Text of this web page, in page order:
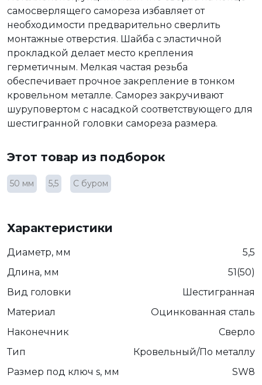
самосверлящего самореза избавляет от
необходимости предварительно сверлить
монтажные отверстия. Шайба с эластичной
прокладкой делает место крепления
герметичным. Мелкая частая резьба
обеспечивает прочное закрепление в тонком
кровельном металле. Саморез закручивают
шуруповертом с насадкой соответствующего для
шестигранной головки самореза размера.
Этот товар из подборок
50 мм 5,5 С буром
Характеристики
Диаметр, мм
5,5
Длина, мм
51(50)
Вид головки
Шестигранная
Материал
Оцинкованная сталь
Наконечник
Сверло
Тип
Кровельный/По металлу
Размер под ключ s, мм
SW8